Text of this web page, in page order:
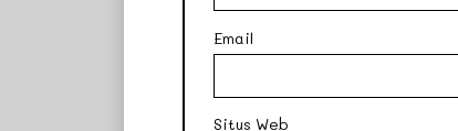
Email
Situs Web